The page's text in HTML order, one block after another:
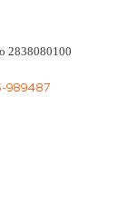
2838080100